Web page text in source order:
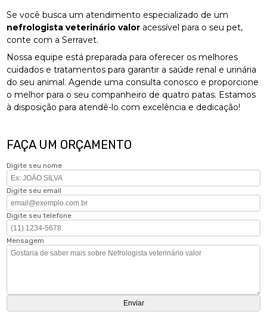
Se você busca um atendimento especializado de um
nefrologista veterinário valor acessível para o seu pet,
conte com a Serravet.
Nossa equipe está preparada para oferecer os melhores
cuidados e tratamentos para garantir a saúde renal e urinária
do seu animal. Agende uma consulta conosco e proporcione
o melhor para o seu companheiro de quatro patas. Estamos
à disposição para atendê-lo com excelência e dedicação!
FAÇA UM ORÇAMENTO
Digite seu nome
Digite seu email
Digite seu telefone
Mensagem